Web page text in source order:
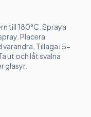
till 180°C. Spraya
Placera
Tillaga i 5-
ut och låt svalna
glasyr.